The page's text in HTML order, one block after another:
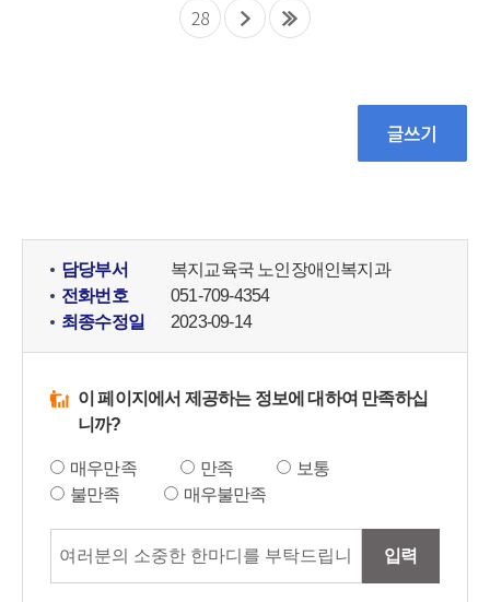
28
담당부서
복지교육국 노인장애인복지과
전화번호
051-709-4354
최종수정일
2023-09-14
이 페이지에서 제공하는 정보에 대하여 만족하십
니까?
매우만족 만족
보통
불만족
매우불만족
입력